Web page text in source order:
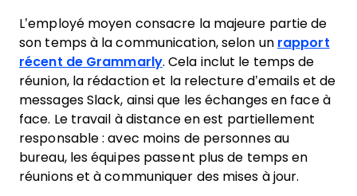
L’employé moyen consacre la majeure partie de
son temps à la communication, selon un rapport
récent de Grammarly. Cela inclut le temps de
réunion, la rédaction et la relecture d’emails et de
messages Slack, ainsi que les échanges en face à
face. Le travail à distance en est partiellement
responsable : avec moins de personnes au
bureau, les équipes passent plus de temps en
réunions et à communiquer des mises à jour.